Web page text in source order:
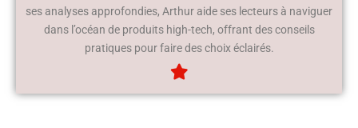
ses analyses approfondies, Arthur aide ses lecteurs à naviguer
dans l’océan de produits high-tech, offrant des conseils
pratiques pour faire des choix éclairés.